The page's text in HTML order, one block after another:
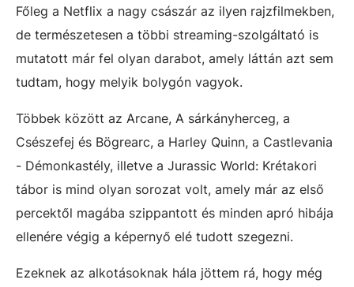
Főleg a Netflix a nagy császár az ilyen rajzfilmekben,
de természetesen a többi streaming-szolgáltató is
mutatott már fel olyan darabot, amely láttán azt sem
tudtam, hogy melyik bolygón vagyok.
Többek között az Arcane, A sárkányherceg, a
Csészefej és Bögrearc, a Harley Quinn, a Castlevania
- Démonkastély, illetve a Jurassic World: Krétakori
tábor is mind olyan sorozat volt, amely már az első
percektől magába szippantott és minden apró hibája
ellenére végig a képernyő elé tudott szegezni.
Ezeknek az alkotásoknak hála jöttem rá, hogy még